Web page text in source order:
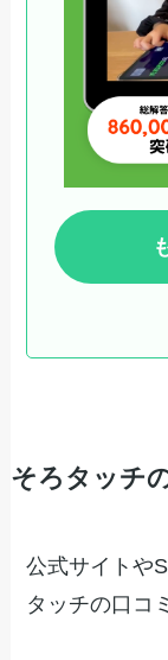
そろタッチ
公式サイトや
タッチの口コ